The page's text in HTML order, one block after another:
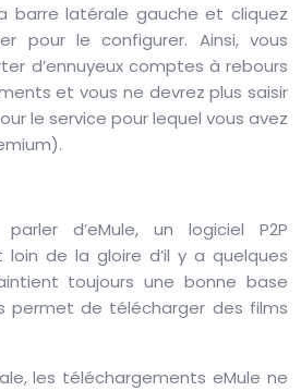
barre latérale gauche et cliquez
pour le configurer. Ainsi, vous
d’ennuyeux comptes à rebours
et vous ne devrez plus saisir
le service pour lequel vous avez
d’eMule, un logiciel P2P
loin de la gloire d’il y a quelques
toujours une bonne base
permet de télécharger des films
les téléchargements eMule ne